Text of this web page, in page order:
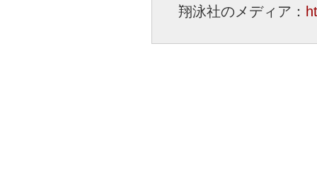
翔泳社のメディア：